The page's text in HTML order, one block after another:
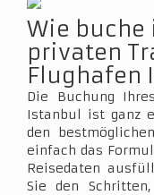
Wie buche
privaten
Flughafen
Die Buchung
Istanbul ist ganz
den
einfach das
Reisedaten
Sie den